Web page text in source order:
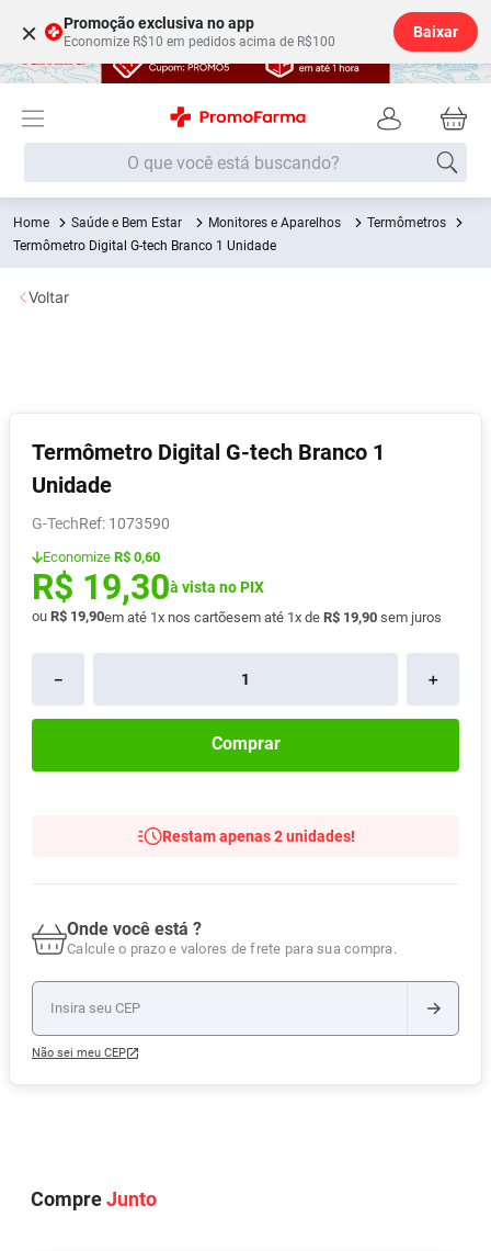
× Promoção exclusiva no app
Economize R$10 em pedidos acima de R$100
Baixar
O que você está buscando?
Saúde e Bem Estar Monitores e Aparelhos
Termômetros
Termômetro Digital G-tech Branco 1 Unidade
Termômetro Digital G-tech Branco 1
Unidade
G-Tech : 1073590
Economize R$ 0,60
R$ 19,30à vista no PIX
ou R$ 19,90em até 1x nos cartõesem até 1x de R$ 19,90 sem juros
＋
－
Comprar
Restam apenas 2 unidades!
Onde você está ?
Calcule o prazo e valores de frete para sua compra.
Não sei meu CEP
Voltar
CompreJunto
Termos mais buscados
1º Fralda
2
5º Fralda G
6º Shampoo
7º Desodorante
8º Absorvente
9º Lavitan
10 Vitamina D